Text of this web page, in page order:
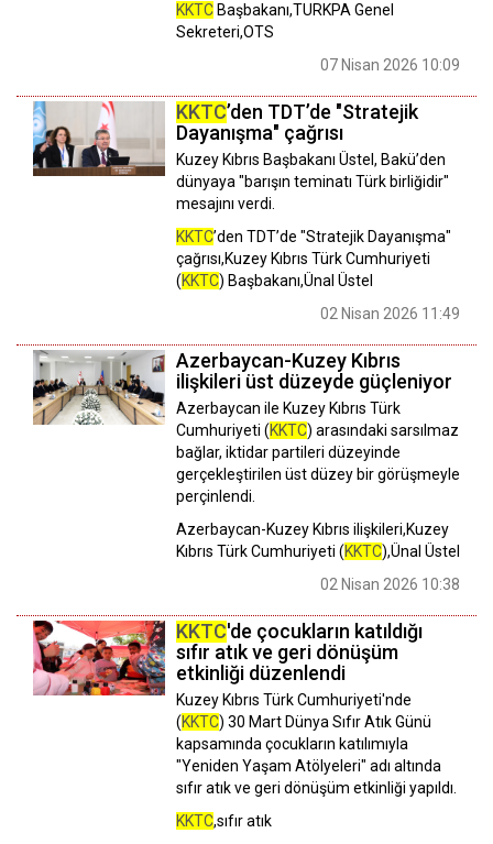
KKTC Başbakanı,TURKPA Genel
Sekreteri,OTS
07 Nisan 2026 10:09
KKTC’den TDT’de "Stratejik
Dayanışma" çağrısı
Kuzey Kıbrıs Başbakanı Üstel, Bakü’den
dünyaya "barışın teminatı Türk birliğidir"
mesajını verdi.
KKTC’den TDT’de "Stratejik Dayanışma"
çağrısı,Kuzey Kıbrıs Türk Cumhuriyeti
(KKTC) Başbakanı,Ünal Üstel
02 Nisan 2026 11:49
Azerbaycan-Kuzey Kıbrıs
ilişkileri üst düzeyde güçleniyor
Azerbaycan ile Kuzey Kıbrıs Türk
Cumhuriyeti (KKTC) arasındaki sarsılmaz
bağlar, iktidar partileri düzeyinde
gerçekleştirilen üst düzey bir görüşmeyle
perçinlendi.
Azerbaycan-Kuzey Kıbrıs ilişkileri,Kuzey
Kıbrıs Türk Cumhuriyeti (KKTC),Ünal Üstel
02 Nisan 2026 10:38
KKTC'de çocukların katıldığı
sıfır atık ve geri dönüşüm
etkinliği düzenlendi
Kuzey Kıbrıs Türk Cumhuriyeti'nde
(KKTC) 30 Mart Dünya Sıfır Atık Günü
kapsamında çocukların katılımıyla
"Yeniden Yaşam Atölyeleri" adı altında
sıfır atık ve geri dönüşüm etkinliği yapıldı.
KKTC,sıfır atık